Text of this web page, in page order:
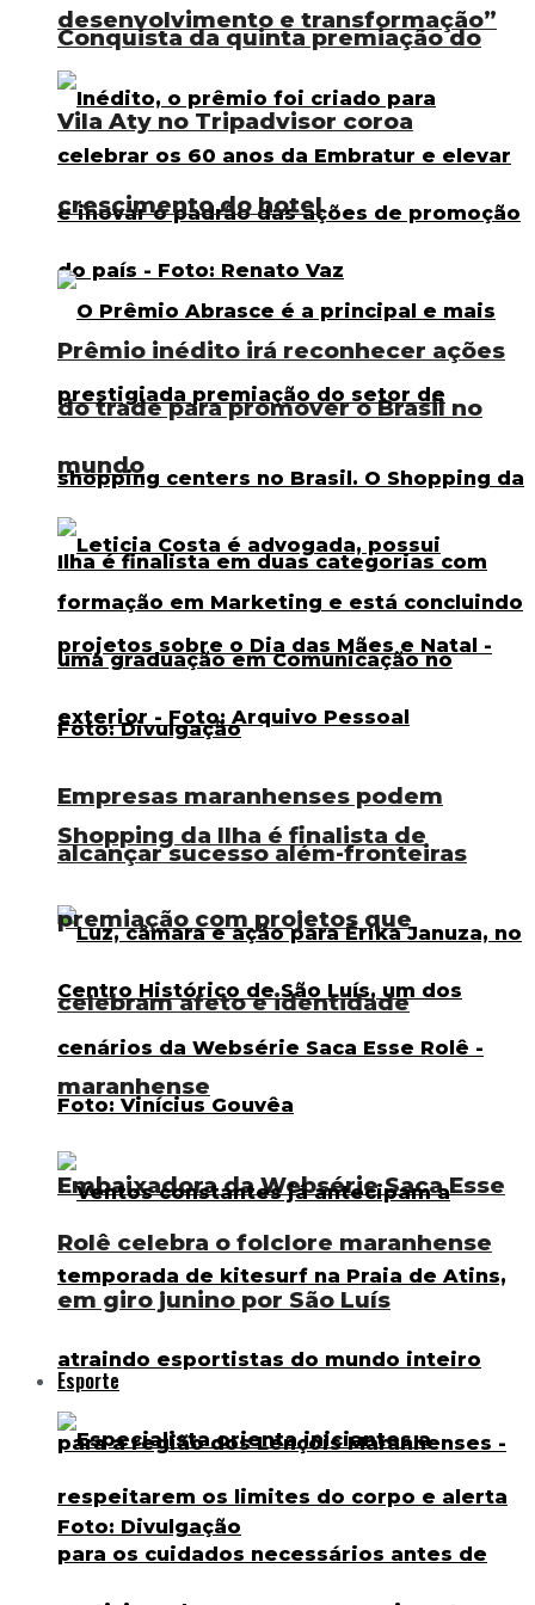
desenvolvimento e transformação”
Prêmio inédito irá reconhecer ações
do trade para promover o Brasil no
mundo
Empresas maranhenses podem
alcançar sucesso além-fronteiras
Embaixadora da Websérie Saca Esse
Rolê celebra o folclore maranhense
em giro junino por São Luís
Esporte
Conquista da quinta premiação do
Vila Aty no Tripadvisor coroa
crescimento do hotel
Shopping da Ilha é finalista de
premiação com projetos que
celebram afeto e identidade
maranhense